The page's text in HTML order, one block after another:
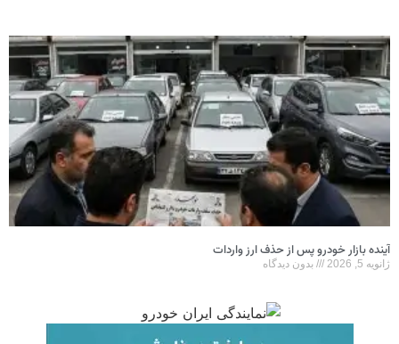
آینده بازار خودرو پس از حذف ارز واردات
ژانویه 5, 2026 بدون دیدگاه